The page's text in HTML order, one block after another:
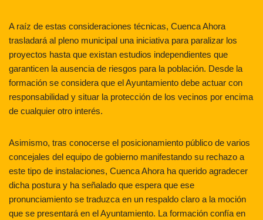
A raíz de estas consideraciones técnicas, Cuenca Ahora
trasladará al pleno municipal una iniciativa para paralizar los
proyectos hasta que existan estudios independientes que
garanticen la ausencia de riesgos para la población. Desde la
formación se considera que el Ayuntamiento debe actuar con
responsabilidad y situar la protección de los vecinos por encima
de cualquier otro interés.
Asimismo, tras conocerse el posicionamiento público de varios
concejales del equipo de gobierno manifestando su rechazo a
este tipo de instalaciones, Cuenca Ahora ha querido agradecer
dicha postura y ha señalado que espera que ese
pronunciamiento se traduzca en un respaldo claro a la moción
que se presentará en el Ayuntamiento. La formación confía en